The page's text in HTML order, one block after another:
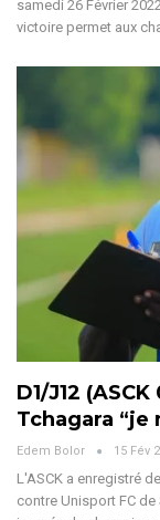
samedi 26 Février
victoire permet aux
D1/J12
Tchagara “je
Edem Bolor 15 Fév
L'ASCK a enregistré
contre Unisport FC